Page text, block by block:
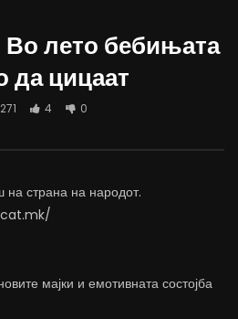
0
1.1K 11
Во лето бебињата
да цицаат
271 4 0
страна на народот.
мајки и емотивната состојба